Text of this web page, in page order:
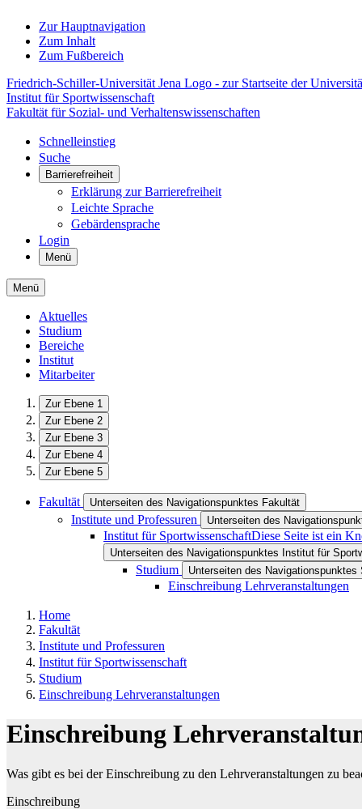
Zur Hauptnavigation
Zum Inhalt
Zum Fußbereich
Friedrich-Schiller-Universität Jena Logo - zur Startseite der
Institut für Sportwissenschaft
Fakultät für Sozial- und Verhaltenswissenschaften
Schnelleinstieg
Suche
Barrierefreiheit
Erklärung zur Barrierefreiheit
Leichte Sprache
Gebärdensprache
Login
Menü
Menü
Aktuelles
Studium
Bereiche
Institut
Mitarbeiter
Zur Ebene 1
Zur Ebene 2
Zur Ebene 3
Zur Ebene 4
Zur Ebene 5
Fakultät Unterseiten des Navigationspunktes Fakultät
Institute und Professuren Unterseiten des
Institut für SportwissenschaftDiese Seite ist ein
Unterseiten des Navigationspunktes Institut für
Studium Unterseiten des Navigationspunktes
Einschreibung Lehrveranstaltungen
Home
Fakultät
Institute und Professuren
Institut für Sportwissenschaft
Studium
Einschreibung Lehrveranstaltungen
Einschreibung
Was gibt es bei der Einschreibung zu den Lehrveranstaltungen zu
Einschreibung